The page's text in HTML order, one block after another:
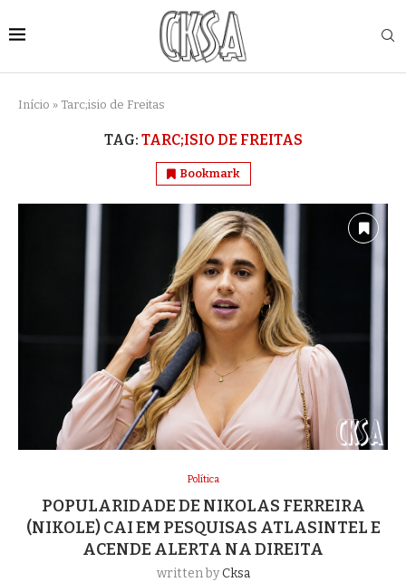
Início » Tarc;isio de Freitas
TAG: TARC;ISIO DE FREITAS
Bookmark
Política
POPULARIDADE DE NIKOLAS FERREIRA
(NIKOLE) CAI EM PESQUISAS ATLASINTEL E
ACENDE ALERTA NA DIREITA
written byCksa